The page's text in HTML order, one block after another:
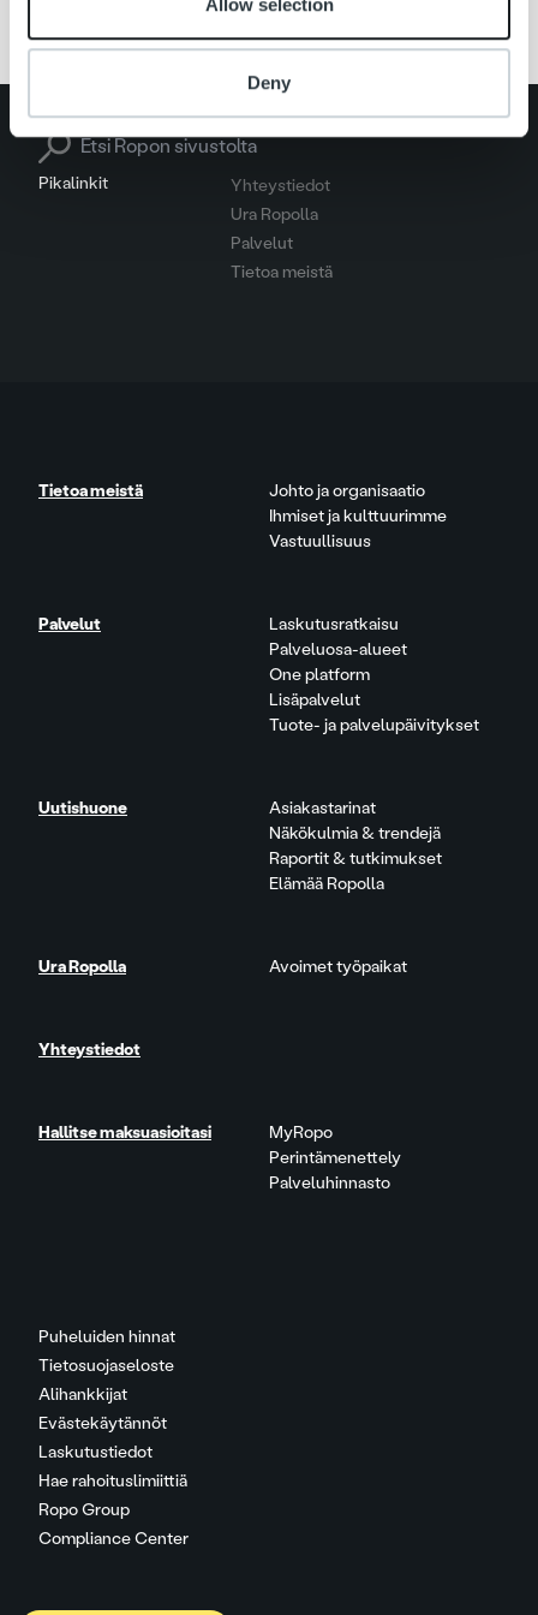
Deny
Pikalinkit
Yhteystiedot
Ura Ropolla
Palvelut
Tietoa meistä
Search for:
Puheluiden hinnat
Tietosuojaseloste
Alihankkijat
Evästekäytännöt
Laskutustiedot
Hae rahoituslimiittiä
Ropo Group
Compliance Center
Tietoa meistä
Johto ja organisaatio
Ihmiset ja kulttuurimme
Vastuullisuus
Palvelut
Laskutusratkaisu
Palveluosa-alueet
One platform
Lisäpalvelut
Tuote- ja palvelupäivitykset
Uutishuone
Asiakastarinat
Näkökulmia & trendejä
Raportit & tutkimukset
Elämää Ropolla
Ura Ropolla Avoimet työpaikat
Yhteystiedot
Hallitse maksuasioitasi
MyRopo
Perintämenettely
Palveluhinnasto